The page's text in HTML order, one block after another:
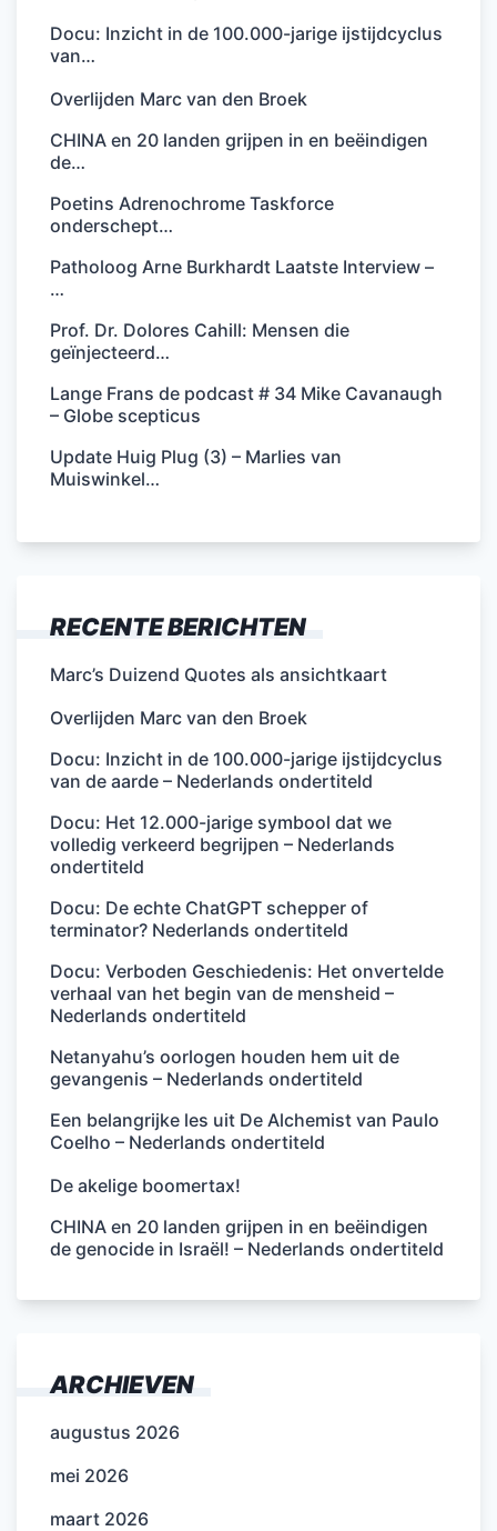
Docu: Inzicht in de 100.000-jarige ijstijdcyclus
van…
Overlijden Marc van den Broek
CHINA en 20 landen grijpen in en beëindigen
de…
Poetins Adrenochrome Taskforce
onderschept…
Patholoog Arne Burkhardt Laatste Interview –
…
Prof. Dr. Dolores Cahill: Mensen die
geïnjecteerd…
Lange Frans de podcast # 34 Mike Cavanaugh
– Globe scepticus
Update Huig Plug (3) – Marlies van
Muiswinkel…
RECENTE BERICHTEN
Marc’s Duizend Quotes als ansichtkaart
Overlijden Marc van den Broek
Docu: Inzicht in de 100.000-jarige ijstijdcyclus
van de aarde – Nederlands ondertiteld
Docu: Het 12.000-jarige symbool dat we
volledig verkeerd begrijpen – Nederlands
ondertiteld
Docu: De echte ChatGPT schepper of
terminator? Nederlands ondertiteld
Docu: Verboden Geschiedenis: Het onvertelde
verhaal van het begin van de mensheid –
Nederlands ondertiteld
Netanyahu’s oorlogen houden hem uit de
gevangenis – Nederlands ondertiteld
Een belangrijke les uit De Alchemist van Paulo
Coelho – Nederlands ondertiteld
De akelige boomertax!
CHINA en 20 landen grijpen in en beëindigen
de genocide in Israël! – Nederlands ondertiteld
ARCHIEVEN
augustus 2026
mei 2026
maart 2026